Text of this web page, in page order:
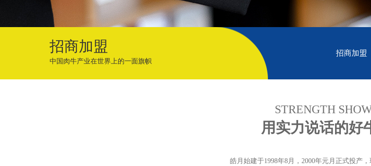
招商加盟
中国肉牛产业在世界上的一面旗帜
招商加盟
STRENGTH
用实力说话的好
皓月始建于1998年8月，2000年元月正式投产，